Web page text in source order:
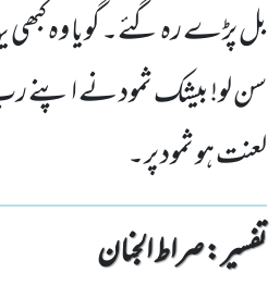
بل پڑے رہ گئے۔ گویا وہ
سن لو! بیشک ثمود نے اپنے رب
لعنت ہو ثمود پر۔
تفسیر : ‎صراط الجنان